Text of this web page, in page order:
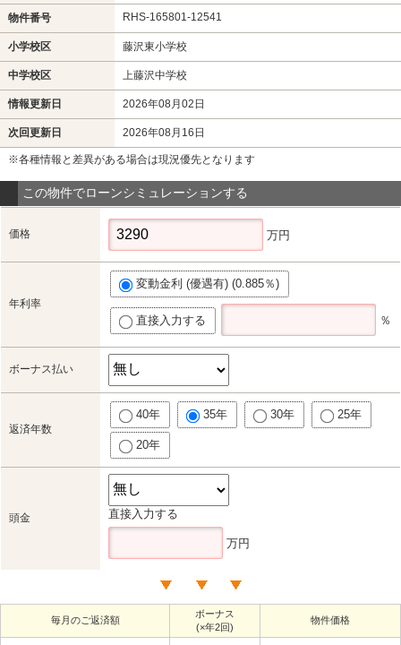
物件番号 RHS-165801-12541
小学校区 藤沢東小学校
中学校区 上藤沢中学校
情報更新日 2026年08月02日
次回更新日 2026年08月16日
※各種情報と差異がある場合は現況優先となります
この物件でローンシミュレーションする
価格 万円
年利率
変動金利 (優遇有) (0.885％)
直接入力する ％
ボーナス払い
返済年数
40年 35年 30年 25年
20年
頭金 直接入力する
万円
毎月のご返済額
ボーナス
(×年2回)
物件価格